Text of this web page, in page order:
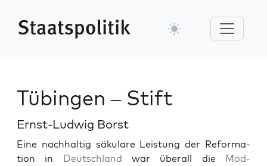
Tübingen – Stift
Ernst-Ludwig Borst
Eine nach­haltig säku­lare Leis­tung der Ref­or­ma­
tion in Deutsch­land war über­all die Mod­